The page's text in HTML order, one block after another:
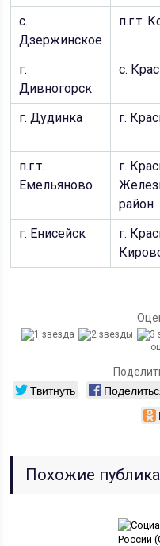
с.
Дзержинское
п.г.т.
г.
Дивногорск
с.
г. Дудинка
г.
п.г.т.
Емельяново
г.
район
г. Енисейск
г.
Твитнуть
Похожие